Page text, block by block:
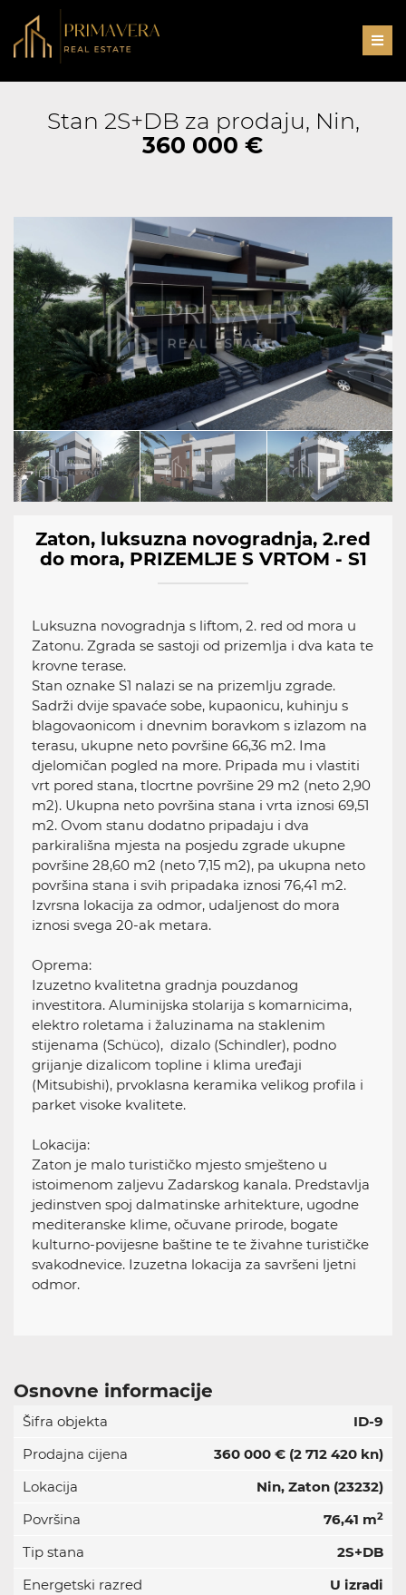
Stan 2S+DB za prodaju, Nin,
360 000 €
Zaton, luksuzna novogradnja, 2.red
do mora, PRIZEMLJE S VRTOM - S1
Luksuzna novogradnja s liftom, 2. red od mora u
Zatonu. Zgrada se sastoji od prizemlja i dva kata te
krovne terase.
Stan oznake S1 nalazi se na prizemlju zgrade.
Sadrži dvije spavaće sobe, kupaonicu, kuhinju s
blagovaonicom i dnevnim boravkom s izlazom na
terasu, ukupne neto površine 66,36 m2. Ima
djelomičan pogled na more. Pripada mu i vlastiti
vrt pored stana, tlocrtne površine 29 m2 (neto 2,90
m2). Ukupna neto površina stana i vrta iznosi 69,51
m2. Ovom stanu dodatno pripadaju i dva
parkirališna mjesta na posjedu zgrade ukupne
površine 28,60 m2 (neto 7,15 m2), pa ukupna neto
površina stana i svih pripadaka iznosi 76,41 m2.
Izvrsna lokacija za odmor, udaljenost do mora
iznosi svega 20-ak metara.
Oprema:
Izuzetno kvalitetna gradnja pouzdanog
investitora. Aluminijska stolarija s komarnicima,
elektro roletama i žaluzinama na staklenim
stijenama (Schüco), dizalo (Schindler), podno
grijanje dizalicom topline i klima uređaji
(Mitsubishi), prvoklasna keramika velikog profila i
parket visoke kvalitete.
Lokacija:
Zaton je malo turističko mjesto smješteno u
istoimenom zaljevu Zadarskog kanala. Predstavlja
jedinstven spoj dalmatinske arhitekture, ugodne
mediteranske klime, očuvane prirode, bogate
kulturno-povijesne baštine te te živahne turističke
svakodnevice. Izuzetna lokacija za savršeni ljetni
odmor.
Osnovne informacije
Šifra objekta
ID-9
Prodajna cijena
360 000 € (2 712 420 kn)
Lokacija
Nin, Zaton (23232)
Površina
76,41 m2
Tip stana
2S+DB
Energetski razred
U izradi